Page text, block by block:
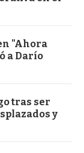
"Ahora
a Darío
tras ser
y